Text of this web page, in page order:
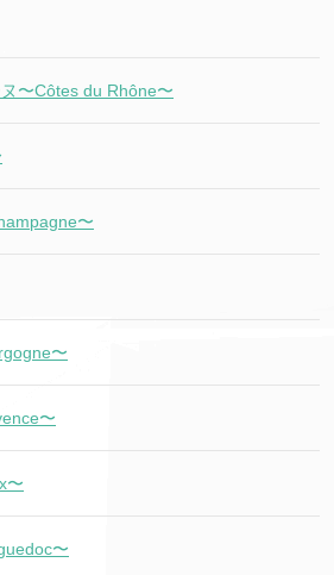
〜Côtes du Rhône〜
〜
〜
〜
〜
〜